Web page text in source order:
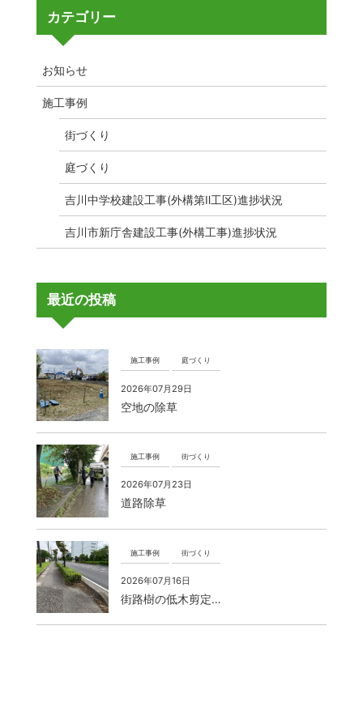
カテゴリー
お知らせ
施工事例
街づくり
庭づくり
吉川中学校建設工事(外構第Ⅱ工区)進捗状況
吉川市新庁舎建設工事(外構工事)進捗状況
最近の投稿
施工事例 庭づくり
2026年07月29日
空地の除草
施工事例 街づくり
2026年07月23日
道路除草
施工事例 街づくり
2026年07月16日
街路樹の低木剪定…